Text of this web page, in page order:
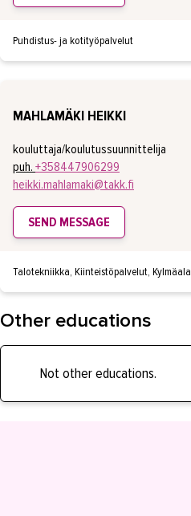
Puhdistus- ja kotityöpalvelut
MAHLAMÄKI HEIKKI
kouluttaja/koulutussuunnittelija
puh. +358447906299
heikki.mahlamaki@takk.fi
SEND MESSAGE
Talotekniikka, Kiinteistöpalvelut, Kylmäala
Other educations
Not other educations.